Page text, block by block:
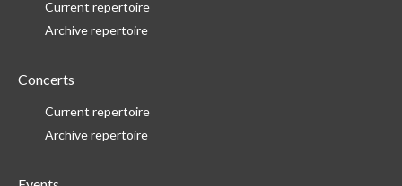
Current repertoire
Archive repertoire
Concerts
Current repertoire
Archive repertoire